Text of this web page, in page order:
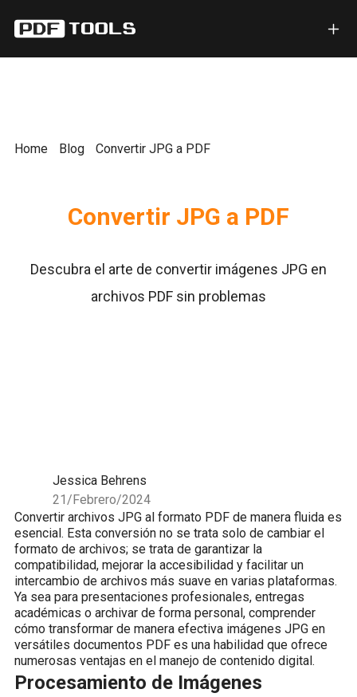
Home Blog Convertir JPG a PDF
Convertir JPG a PDF
Descubra el arte de convertir imágenes JPG en
archivos PDF sin problemas
Jessica Behrens
21/Febrero/2024
Convertir archivos JPG al formato PDF de manera fluida es
esencial. Esta conversión no se trata solo de cambiar el
formato de archivos; se trata de garantizar la
compatibilidad, mejorar la accesibilidad y facilitar un
intercambio de archivos más suave en varias plataformas.
Ya sea para presentaciones profesionales, entregas
académicas o archivar de forma personal, comprender
cómo transformar de manera efectiva imágenes JPG en
versátiles documentos PDF es una habilidad que ofrece
numerosas ventajas en el manejo de contenido digital.
Procesamiento de Imágenes